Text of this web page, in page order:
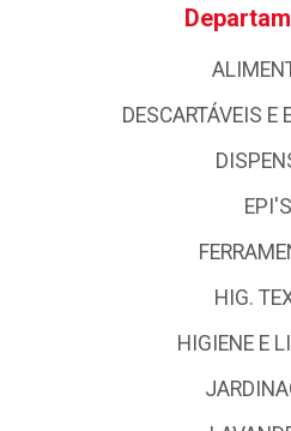
DESCARTÁVEIS E
EPI'S
HIG.
HIGIENE E